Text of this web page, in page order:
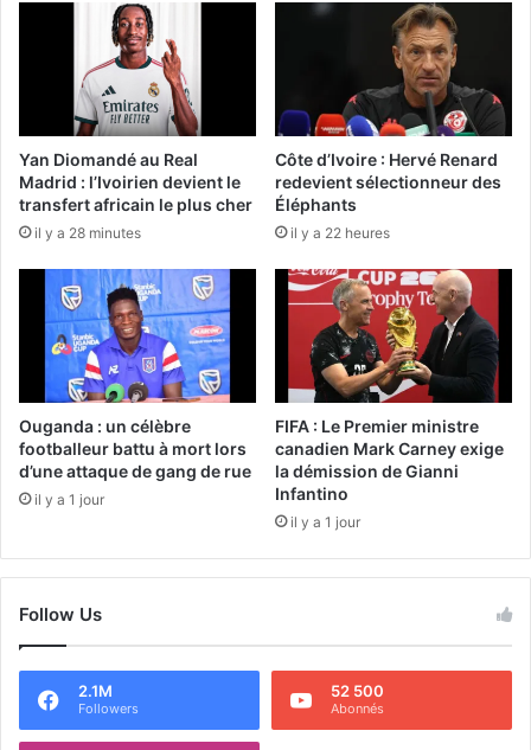
Yan Diomandé au Real
Madrid : l’Ivoirien devient le
transfert africain le plus cher
il y a 28 minutes
Côte d’Ivoire : Hervé Renard
redevient sélectionneur des
Éléphants
il y a 22 heures
Ouganda : un célèbre
footballeur battu à mort lors
d’une attaque de gang de rue
il y a 1 jour
FIFA : Le Premier ministre
canadien Mark Carney exige
la démission de Gianni
Infantino
il y a 1 jour
Follow Us
2.1M
Followers
52 500
Abonnés